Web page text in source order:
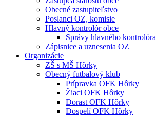
Obecné zastupiteľstvo
Poslanci OZ, komisie
Hlavný kontrolór obce
Správy hlavného kontrolóra
Zápisnice a uznesenia OZ
Organizácie
ZŠ s MŠ Hôrky
Obecný futbalový klub
Prípravka OFK Hôrky
Žiaci OFK Hôrky
Dorast OFK Hôrky
Dospelí OFK Hôrky